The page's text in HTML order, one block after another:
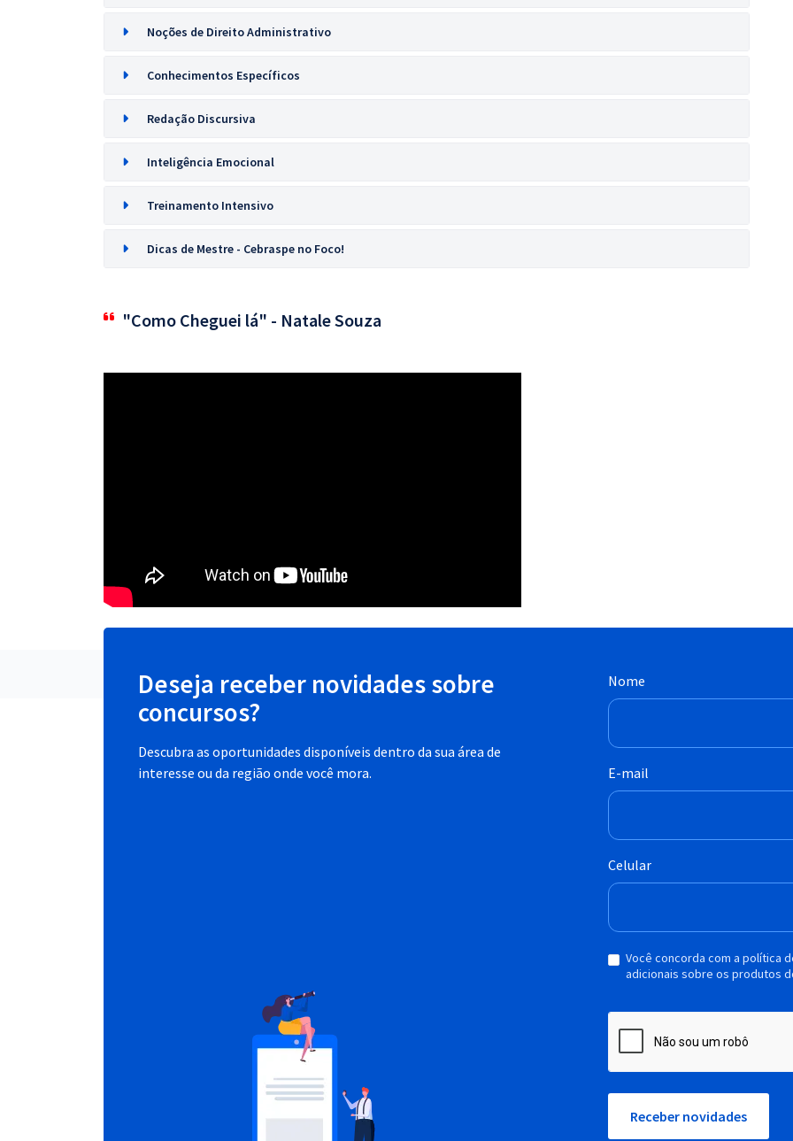
Noções de Direito Administrativo
Conhecimentos Específicos
Redação Discursiva
Inteligência Emocional
Treinamento Intensivo
Dicas de Mestre - Cebraspe no Foco!
"Como Cheguei lá" - Natale Souza
Deseja receber novidades sobre
concursos?
Descubra as oportunidades disponíveis dentro da sua área de
interesse ou da região onde você mora.
Nome
E-mail
Celular
Você concorda com a política
adicionais sobre os produtos
Receber novidades